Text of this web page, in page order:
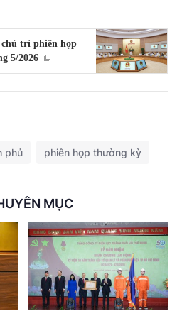
trì phiên họp
5/2026
phủ phiên họp thường kỳ
MỤC